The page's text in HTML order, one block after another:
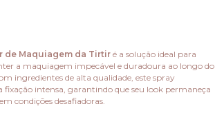
de Maquiagem da Tirtiré a solução ideal para
a maquiagem impecável e duradoura ao longo do
ingredientes de alta qualidade, este spray
intensa, garantindo que seu look permaneça
condições desafiadoras.